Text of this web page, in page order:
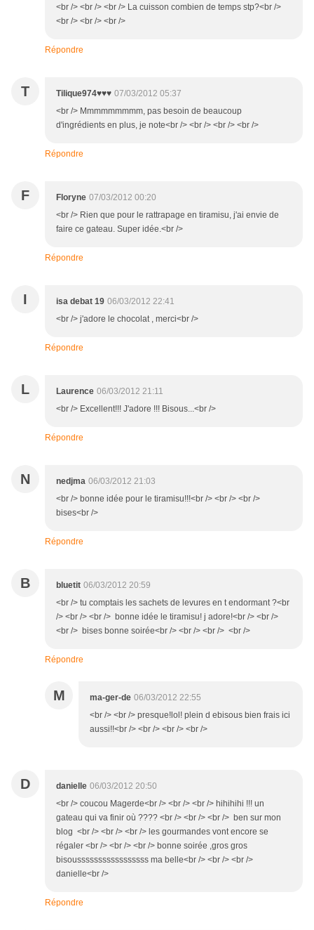
<br /> <br /> <br /> La cuisson combien de temps stp?<br />
<br /> <br /> <br />
Répondre
T Tilique974♥♥♥ 07/03/2012 05:37
<br /> Mmmmmmmmm, pas besoin de beaucoup
d'ingrédients en plus, je note<br /> <br /> <br /> <br />
Répondre
F Floryne 07/03/2012 00:20
<br /> Rien que pour le rattrapage en tiramisu, j'ai envie de
faire ce gateau. Super idée.<br />
Répondre
I isa debat 19 06/03/2012 22:41
<br /> j'adore le chocolat , merci<br />
Répondre
L Laurence 06/03/2012 21:11
<br /> Excellent!!! J'adore !!! Bisous...<br />
Répondre
N nedjma 06/03/2012 21:03
<br /> bonne idée pour le tiramisu!!!<br /> <br /> <br />
bises<br />
Répondre
B bluetit 06/03/2012 20:59
<br /> tu comptais les sachets de levures en t endormant ?<br
/> <br /> <br /> bonne idée le tiramisu! j adore!<br /> <br />
<br /> bises bonne soirée<br /> <br /> <br /> <br />
Répondre
M ma-ger-de 06/03/2012 22:55
<br /> <br /> presque!lol! plein d ebisous bien frais ici
aussi!!<br /> <br /> <br /> <br />
D danielle 06/03/2012 20:50
<br /> coucou Magerde<br /> <br /> <br /> hihihihi !!! un
gateau qui va finir où ???? <br /> <br /> <br /> ben sur mon
blog <br /> <br /> <br /> les gourmandes vont encore se
régaler <br /> <br /> <br /> bonne soirée ,gros gros
bisousssssssssssssssss ma belle<br /> <br /> <br />
danielle<br />
Répondre